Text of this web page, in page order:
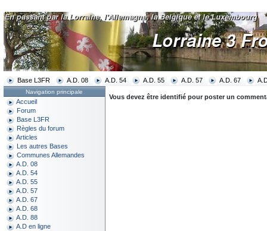
Base L3FR A.D. 08 A.D. 54 A.D. 55 A.D. 57 A.D. 67
Navigation principale
Accueil
Forum
Base L3FR
Règles du forum
Articles
Les autres Bases
Communes Allemandes
A.D. 08
A.D. 54
A.D. 55
A.D. 57
A.D. 67
A.D. 68
A.D. 88
A.D en ligne
Vous devez être identifié pour poster un